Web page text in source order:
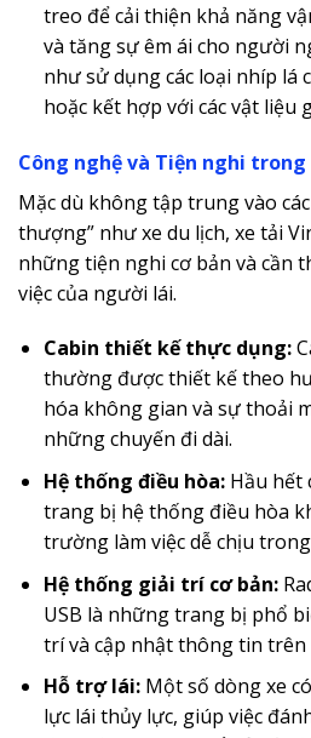
treo để cải thiện khả năng
và tăng sự êm ái cho người
như sử dụng các loại nhíp lá
hoặc kết hợp với các vật liệu
Công nghệ và Tiện nghi trong
Mặc dù không tập trung vào
thượng” như xe du lịch, xe tải
những tiện nghi cơ bản và cần
việc của người lái.
Cabin thiết kế thực dụng:
thường được thiết kế theo
hóa không gian và sự thoải
những chuyến đi dài.
Hệ thống điều hòa:Hầu hết
trang bị hệ thống điều hòa
trường làm việc dễ chịu
Hệ thống giải trí cơ bản:
USB là những trang bị phổ
trí và cập nhật thông tin trên
Hỗ trợ lái:Một số dòng xe
lực lái thủy lực, giúp việc